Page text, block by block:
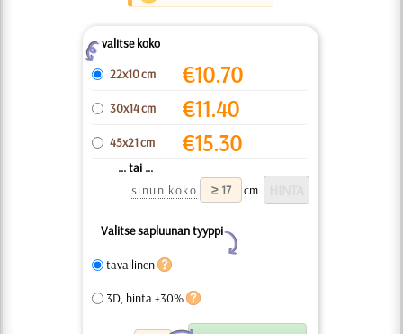
Zvalitse koko
22x10 cm
€10.70
30x14 cm €11.40
45x21 cm €15.30
... tai ...
sinun koko
cm
Valitse sapluunan tyyppi
Y
tavallinen
3D, hinta +30%